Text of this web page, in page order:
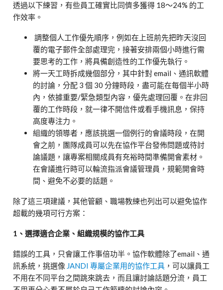
透過以下練習，有些員工確實比同儕多獲得 18～24% 的工
作效率。
調整個人工作優先順序，例如在上班前先把昨天沒回
覆的電子郵件全部處理完，接著安排兩個小時進行需
要思考的工作，將具備創造性的工作優先執行。
將一天工時拆成幾個部分，其中針對 email、通訊軟體
的討論，分配 3 個 30 分鐘時段，盡可能在每個半小時
內，依據重要/緊急類型內容，優先處理回覆。在非回
覆的工作時段，就一律不開信件或看手機訊息，保持
高度專注力。
組織的領導者，應該挑選一個例行的會議時段，在開
會之前，團隊成員可以先在協作平台發佈問題或待討
論議題，讓專案相關成員有充裕時間準備開會素材。
在會議進行時可以輪流指派會議管理員，規範開會時
間、避免不必要的話題。
除了這三項建議，其他管顧、職場教練也列出可以避免協作
超載的幾項可行方案：
1、選擇適合企業、組織規模的協作工具
錯誤的工具，只會讓工作事倍功半。協作軟體除了email、通
訊系統，挑選像 JANDI 專屬企業用的協作工具 ，可以讓員工
不用在不同平台之間跳來跳去，而且讓討論話題分流，員工